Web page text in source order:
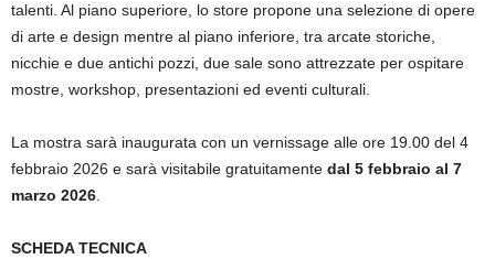
talenti. Al piano superiore, lo store propone una selezione di opere
di arte e design mentre al piano inferiore, tra arcate storiche,
nicchie e due antichi pozzi, due sale sono attrezzate per ospitare
mostre, workshop, presentazioni ed eventi culturali.
La mostra sarà inaugurata con un vernissage alle ore 19.00 del 4
febbraio 2026 e sarà visitabile gratuitamente dal 5 febbraio al 7
marzo 2026.
SCHEDA TECNICA